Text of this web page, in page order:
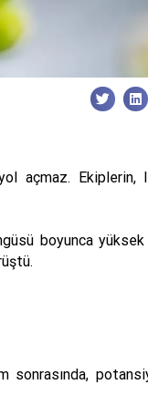
açmaz. Ekiplerin,
boyunca
sonrasında,